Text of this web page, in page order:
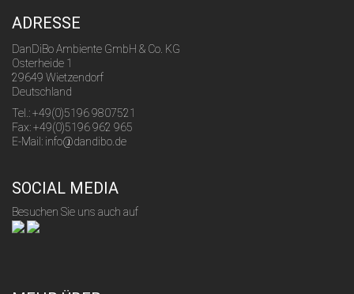
ADRESSE
DanDiBo Ambiente GmbH & Co. KG
Osterheide 1
29649 Wietzendorf
Deutschland
Tel.: +49(0)5196 9807521
Fax: +49(0)5196 962 965
E-Mail: info@dandibo.de
SOCIAL MEDIA
Besuchen Sie uns auch auf